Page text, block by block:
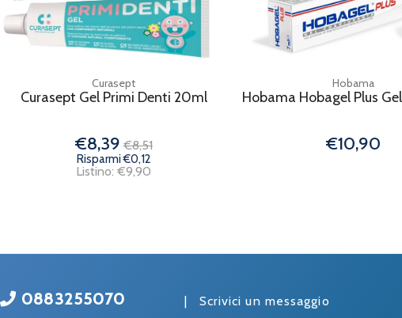
Curasept
Curasept Gel Primi Denti 20ml
€8,39 €8,51
Risparmi €0,12
Listino: €9,90
Hobama
Hobama Hobagel Plus
€10,90
0883255070 | Scrivici un messaggio